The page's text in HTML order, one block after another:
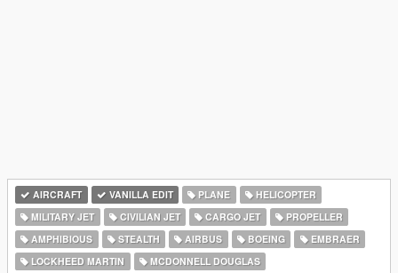
AIRCRAFT VANILLA EDIT PLANE
HELICOPTER
MILITARY JET
CIVILIAN JET CARGO JET
PROPELLER
AMPHIBIOUS
STEALTH AIRBUS BOEING
EMBRAER
LOCKHEED MARTIN
MCDONNELL DOUGLAS